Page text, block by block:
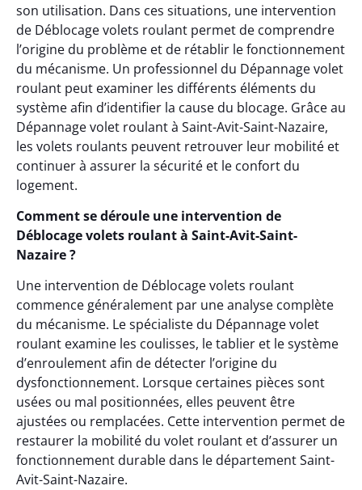
son utilisation. Dans ces situations, une intervention
de Déblocage volets roulant permet de comprendre
l’origine du problème et de rétablir le fonctionnement
du mécanisme. Un professionnel du Dépannage volet
roulant peut examiner les différents éléments du
système afin d’identifier la cause du blocage. Grâce au
Dépannage volet roulant à Saint-Avit-Saint-Nazaire,
les volets roulants peuvent retrouver leur mobilité et
continuer à assurer la sécurité et le confort du
logement.
Comment se déroule une intervention de
Déblocage volets roulant à Saint-Avit-Saint-
Nazaire ?
Une intervention de Déblocage volets roulant
commence généralement par une analyse complète
du mécanisme. Le spécialiste du Dépannage volet
roulant examine les coulisses, le tablier et le système
d’enroulement afin de détecter l’origine du
dysfonctionnement. Lorsque certaines pièces sont
usées ou mal positionnées, elles peuvent être
ajustées ou remplacées. Cette intervention permet de
restaurer la mobilité du volet roulant et d’assurer un
fonctionnement durable dans le département Saint-
Avit-Saint-Nazaire.